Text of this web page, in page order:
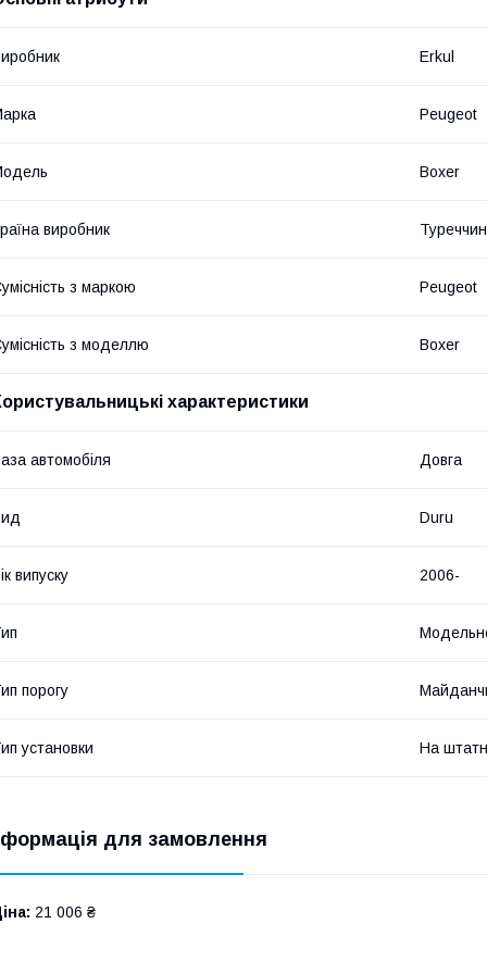
Erkul
Peugeot
Boxer
виробник
з маркою Peugeot
з моделлю Boxer
характеристики
автомобіля Довга
Duru
випуску 2006-
порогу
установки На
для замовлення
21 006 ₴